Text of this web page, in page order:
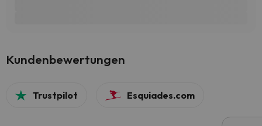
Kundenbewertungen
Trustpilot Esquiades.com